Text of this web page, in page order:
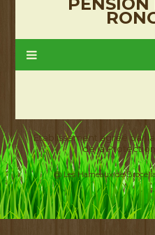
Etablissement agréé par
de la
@ Les Hameaux de